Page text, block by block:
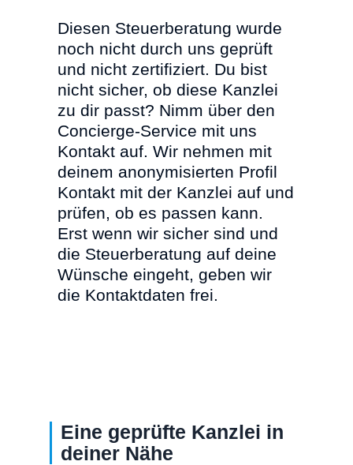
Diesen Steuerberatung wurde
noch nicht durch uns geprüft
und nicht zertifiziert. Du bist
nicht sicher, ob diese Kanzlei
zu dir passt? Nimm über den
Concierge-Service mit uns
Kontakt auf. Wir nehmen mit
deinem anonymisierten Profil
Kontakt mit der Kanzlei auf und
prüfen, ob es passen kann.
Erst wenn wir sicher sind und
die Steuerberatung auf deine
Wünsche eingeht, geben wir
die Kontaktdaten frei.
Eine geprüfte Kanzlei in
deiner Nähe